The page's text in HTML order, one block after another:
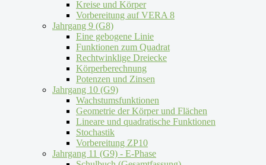
Kreise und Körper
Vorbereitung auf VERA 8
Jahrgang 9 (G8)
Eine gebogene Linie
Funktionen zum Quadrat
Rechtwinklige Dreiecke
Körperberechnung
Potenzen und Zinsen
Jahrgang 10 (G9)
Wachstumsfunktionen
Geometrie der Körper und Flächen
Lineare und quadratische Funktionen
Stochastik
Vorbereitung ZP10
Jahrgang 11 (G9) - E-Phase